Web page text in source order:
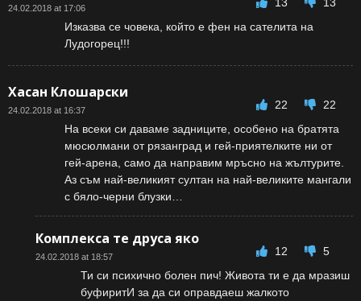
24.02.2018 at 17:06
Изказва се човека, който е фен на сателита на
Лудогорец!!!
Хасан Клошарски
24.02.2018 at 16:37 22
22
На всеки си даваме задниците, особено на братята
мюсюлмани от рязанград и гей-приятелките ни от
гей-арена, само да направим мръсно на жълтурите.
Аз съм най-великият султан на най-великите мангали
с бяло-черни блузки…
Комплекса те друса яко
24.02.2018 at 18:57 12
5
Ти си психично болен пич! Живота ти е да мразиш
буфиритИ за да си оправдаеш жалкото